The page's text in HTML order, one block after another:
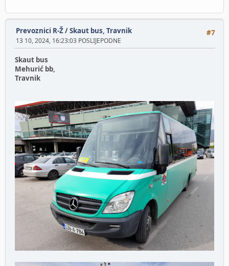
#7
Prevoznici R-Ž/Skaut bus, Travnik
13 10, 2024, 16:23:03 POSLIJEPODNE
Skaut bus
Mehurić bb,
Travnik